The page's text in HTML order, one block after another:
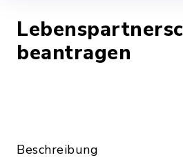
beantragen
Beschreibung